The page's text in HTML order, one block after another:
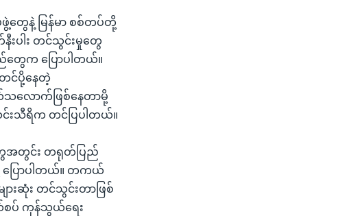
ေနဲ့ မြန်မာ စစ်တပ်တို့
ပါး တင်သွင်းမှုတွေ
က ပြောပါတယ်။
င်ပို့နေတဲ့
ောက်ဖြစ်နေတာမို့
သီရိက တင်ပြပါတယ်။
ေအတွင်း တရုတ်ပြည်
ြောပါတယ်။ တကယ်
းဆုံး တင်သွင်းတာဖြစ်
စပ် ကုန်သွယ်ရေး